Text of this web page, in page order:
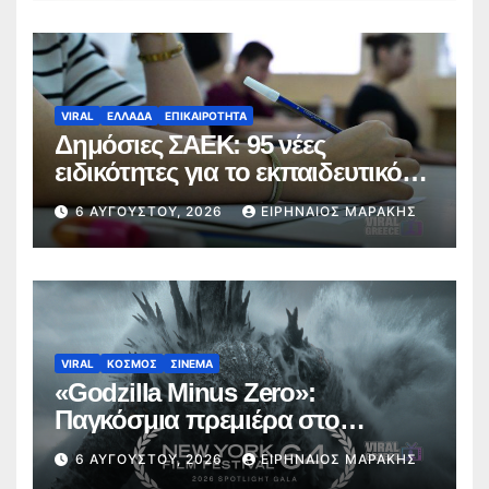
VIRAL ΕΛΛΑΔΑ ΕΠΙΚΑΙΡΟΤΗΤΑ
Δημόσιες ΣΑΕΚ: 95 νέες
ειδικότητες για το εκπαιδευτικό
έτος 2026-2027
6 ΑΥΓΟΎΣΤΟΥ, 2026 ΕΙΡΗΝΑΊΟΣ ΜΑΡΆΚΗΣ
VIRAL ΚΟΣΜΟΣ ΣΙΝΕΜΑ
«Godzilla Minus Zero»:
Παγκόσμια πρεμιέρα στο
Φεστιβάλ Κινηματογράφου της
Νέας Υόρκης (trailer)
6 ΑΥΓΟΎΣΤΟΥ, 2026 ΕΙΡΗΝΑΊΟΣ ΜΑΡΆΚΗΣ